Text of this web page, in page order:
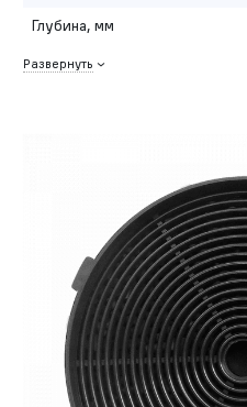
Глубина, мм
Развернуть